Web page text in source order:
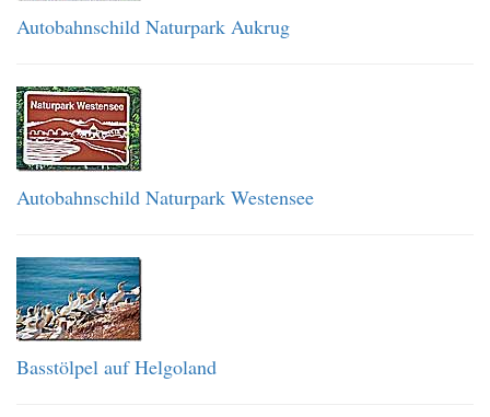
Autobahnschild Naturpark Aukrug
Autobahnschild Naturpark Westensee
Basstölpel auf Helgoland